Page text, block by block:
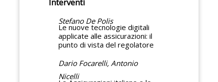
Stefano De Polis
Le nuove tecnologie digitali
applicate alle assicurazioni: il
punto di vista del regolatore
Dario Focarelli, Antonio
Nicelli